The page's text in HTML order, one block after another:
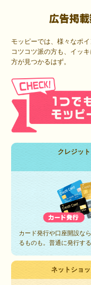
広告掲
モッピーでは、様々なポ
コツコツ派の方も、イッ
方が見つかるはず。
クレジッ
カード発行や口座開設な
るものも。普通に発行す
ネットショ